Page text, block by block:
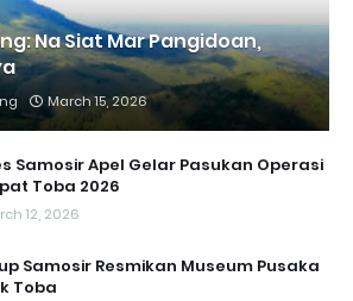
Na Siat Mar Pangidoan,
March 15, 2026
Samosir Apel Gelar Pasukan Operasi
Toba 2026
12, 2026
Samosir Resmikan Museum Pusaka
Toba